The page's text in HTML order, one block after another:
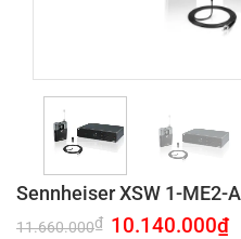
Sennheiser XSW 1-ME2-
11.660.000₫ Giá
10.140.000₫